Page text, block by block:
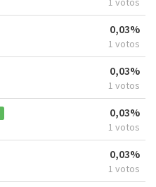
0,03%
1 votos
0,03%
1 votos
0,03%
1 votos
0,03%
1 votos